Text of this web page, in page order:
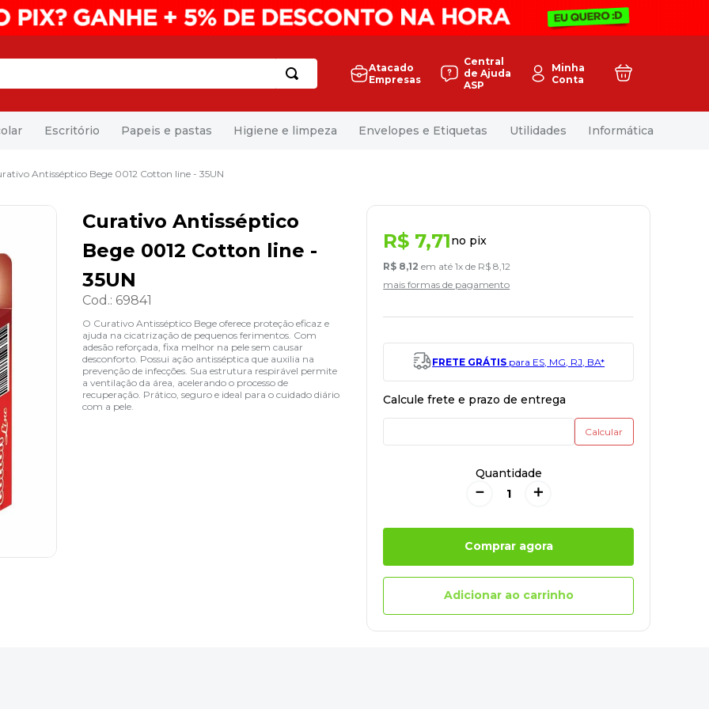
Atacado
Empresas
Central
de Ajuda
ASP
Minha
Conta
Escritório Papeis e pastas Higiene e limpeza Envelopes e Etiquetas Utilidades Informática
Antisséptico Bege 0012 Cotton line - 35UN
Curativo Antisséptico
Bege 0012 Cotton line -
35UN
Cod.: 69841
O Curativo Antisséptico Bege oferece proteção eficaz e
ajuda na cicatrização de pequenos ferimentos. Com
adesão reforçada, fixa melhor na pele sem causar
desconforto. Possui ação antisséptica que auxilia na
prevenção de infecções. Sua estrutura respirável permite
a ventilação da área, acelerando o processo de
recuperação. Prático, seguro e ideal para o cuidado diário
com a pele.
R$ 7,71no pix
R$ 8,12 em até1x de R$ 8 ,12
mais formas de pagamento
FRETE GRÁTIS para ES, MG, RJ, BA*
Quantidade
＋
－
Comprar agora
Adicionar ao carrinho